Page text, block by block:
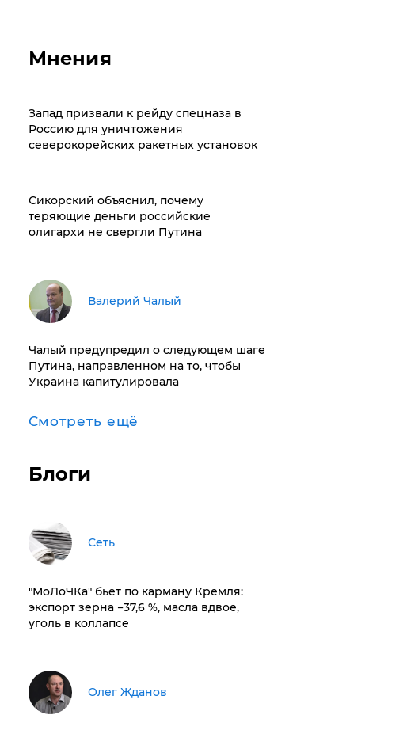
Мнения
Запад призвали к рейду спецназа в
Россию для уничтожения
северокорейских ракетных установок
Сикорский объяснил, почему
теряющие деньги российские
олигархи не свергли Путина
Валерий Чалый
Чалый предупредил о следующем шаге
Путина, направленном на то, чтобы
Украина капитулировала
Смотреть ещё
Блоги
Сеть
​"МоЛоЧКа" бьет по карману Кремля:
экспорт зерна −37,6 %, масла вдвое,
уголь в коллапсе
Олег Жданов